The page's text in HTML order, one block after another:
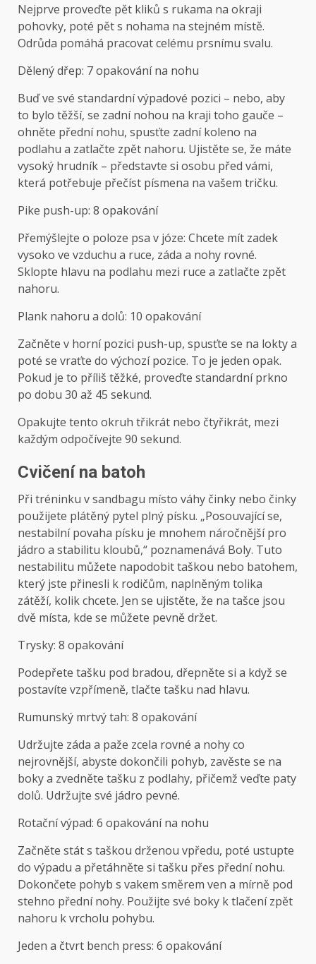
Nejprve proveďte pět kliků s rukama na okraji
pohovky, poté pět s nohama na stejném místě.
Odrůda pomáhá pracovat celému prsnímu svalu.
Dělený dřep: 7 opakování na nohu
Buď ve své standardní výpadové pozici – nebo, aby
to bylo těžší, se zadní nohou na kraji toho gauče –
ohněte přední nohu, spusťte zadní koleno na
podlahu a zatlačte zpět nahoru. Ujistěte se, že máte
vysoký hrudník – představte si osobu před vámi,
která potřebuje přečíst písmena na vašem tričku.
Pike push-up: 8 opakování
Přemýšlejte o poloze psa v józe: Chcete mít zadek
vysoko ve vzduchu a ruce, záda a nohy rovné.
Sklopte hlavu na podlahu mezi ruce a zatlačte zpět
nahoru.
Plank nahoru a dolů: 10 opakování
Začněte v horní pozici push-up, spusťte se na lokty a
poté se vraťte do výchozí pozice. To je jeden opak.
Pokud je to příliš těžké, proveďte standardní prkno
po dobu 30 až 45 sekund.
Opakujte tento okruh třikrát nebo čtyřikrát, mezi
každým odpočívejte 90 sekund.
Cvičení na batoh
Při tréninku v sandbagu místo váhy činky nebo činky
použijete plátěný pytel plný písku. „Posouvající se,
nestabilní povaha písku je mnohem náročnější pro
jádro a stabilitu kloubů,“ poznamenává Boly. Tuto
nestabilitu můžete napodobit taškou nebo batohem,
který jste přinesli k rodičům, naplněným tolika
zátěží, kolik chcete. Jen se ujistěte, že na tašce jsou
dvě místa, kde se můžete pevně držet.
Trysky: 8 opakování
Podepřete tašku pod bradou, dřepněte si a když se
postavíte vzpřímeně, tlačte tašku nad hlavu.
Rumunský mrtvý tah: 8 opakování
Udržujte záda a paže zcela rovné a nohy co
nejrovnější, abyste dokončili pohyb, zavěste se na
boky a zvedněte tašku z podlahy, přičemž veďte paty
dolů. Udržujte své jádro pevné.
Rotační výpad: 6 opakování na nohu
Začněte stát s taškou drženou vpředu, poté ustupte
do výpadu a přetáhněte si tašku přes přední nohu.
Dokončete pohyb s vakem směrem ven a mírně pod
stehno přední nohy. Použijte své boky k tlačení zpět
nahoru k vrcholu pohybu.
Jeden a čtvrt bench press: 6 opakování